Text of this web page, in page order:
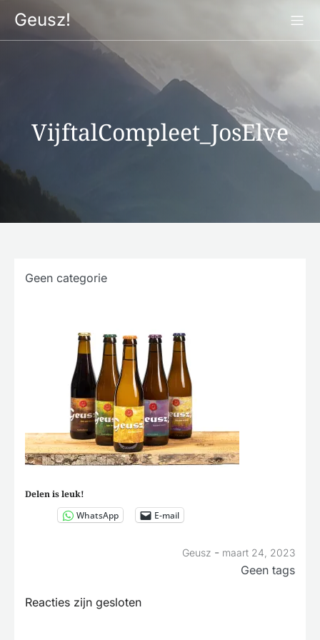
naar
inhoud
Geusz!
VijftalCompleet_JosElve
Geen categorie
Delen is leuk!
WhatsApp
E-mail
Geusz - maart 24, 2023
Geen tags
Reacties zijn gesloten